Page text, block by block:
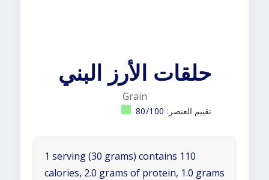
حلقات الأرز البني
Grain
تقييم العنصر: 80/100
1 serving (30 grams) contains 110
calories, 2.0 grams of protein, 1.0 grams